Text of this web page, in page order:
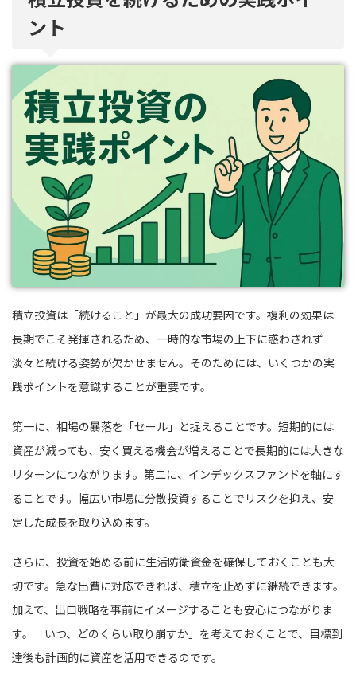
ント
積立投資は「続けること」が最大の成功要因です。複利の効果は
長期でこそ発揮されるため、一時的な市場の上下に惑わされず
淡々と続ける姿勢が欠かせません。そのためには、いくつかの実
践ポイントを意識することが重要です。
第一に、相場の暴落を「セール」と捉えることです。短期的には
資産が減っても、安く買える機会が増えることで長期的には大きな
リターンにつながります。第二に、インデックスファンドを軸にす
ることです。幅広い市場に分散投資することでリスクを抑え、安
定した成長を取り込めます。
さらに、投資を始める前に生活防衛資金を確保しておくことも大
切です。急な出費に対応できれば、積立を止めずに継続できます。
加えて、出口戦略を事前にイメージすることも安心につながりま
す。「いつ、どのくらい取り崩すか」を考えておくことで、目標到
達後も計画的に資産を活用できるのです。